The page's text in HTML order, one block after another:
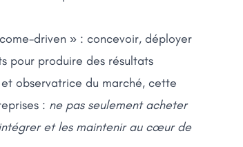
driven » : concevoir, déployer
pour produire des résultats
observatrice du marché, cette
: ne pas seulement acheter
et les maintenir au cœur de